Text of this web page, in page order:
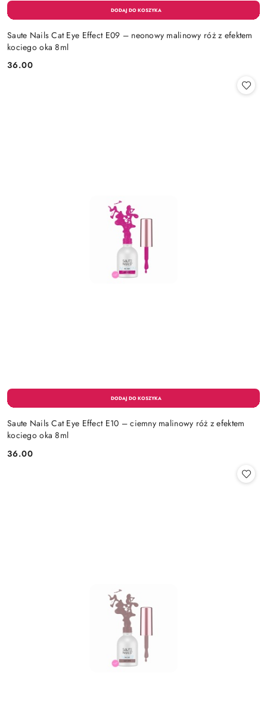
Saute Nails Cat Eye Effect E09 – neonowy malinowy róż z efektem
kociego oka 8ml
Cena:
36.00
Saute Nails Cat Eye Effect E10 – ciemny malinowy róż z efektem
kociego oka 8ml
Cena:
36.00